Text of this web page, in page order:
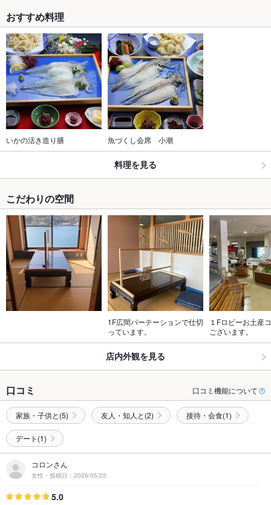
おすすめ料理
いかの活き造り膳 魚づくし会席　小潮
料理を見る
こだわりの空間
1F広間パーテーションで仕切
っています。
１Fロビーお土産
ございます。
店内外観を見る
口コミ 口コミ機能について
家族・子供と(5) 友人・知人と(2) 接待・会食(1)
デート(1)
コロンさん
女性・投稿日：2026/05/25
5.0